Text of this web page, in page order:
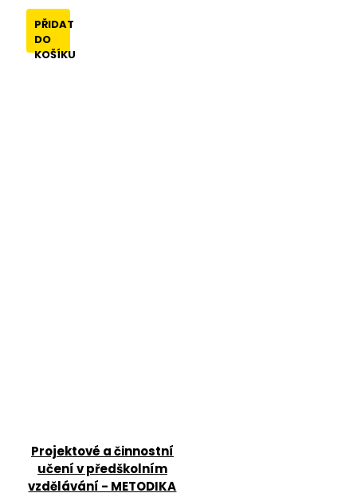
PŘIDAT
DO
KOŠÍKU
Projektové a činnostní
učení v předškolním
vzdělávání - METODIKA